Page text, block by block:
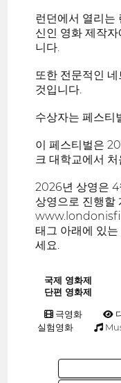
런던에서 열리는
신인 영화 제작
니다.
또한 전문적인
것입니다.
수상자는 페스티
이 페스티벌은
크 대학교에서
2026년 상영은 4
상영으로 진행할
태그 아래에 있
세요.
국제 영화제
단편 영화제
극영화
실험영화